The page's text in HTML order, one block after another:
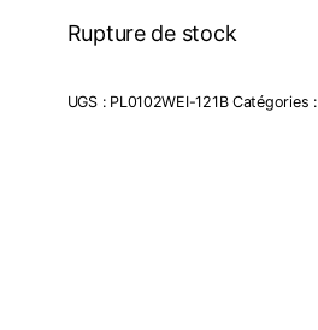
initial
actuel
Rupture de stock
UGS : PL0102WEI-121B Catégories :